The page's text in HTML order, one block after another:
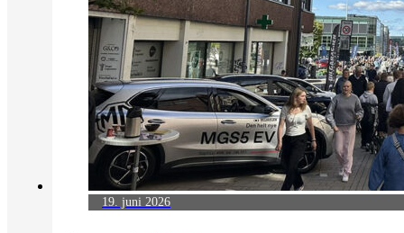
19. juni 2026